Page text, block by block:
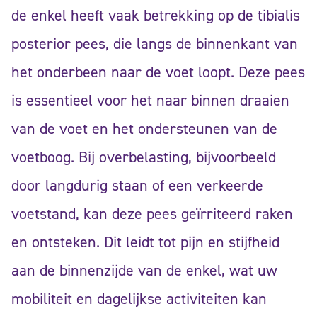
de enkel heeft vaak betrekking op de tibialis
posterior pees, die langs de binnenkant van
het onderbeen naar de voet loopt. Deze pees
is essentieel voor het naar binnen draaien
van de voet en het ondersteunen van de
voetboog. Bij overbelasting, bijvoorbeeld
door langdurig staan of een verkeerde
voetstand, kan deze pees geïrriteerd raken
en ontsteken. Dit leidt tot pijn en stijfheid
aan de binnenzijde van de enkel, wat uw
mobiliteit en dagelijkse activiteiten kan